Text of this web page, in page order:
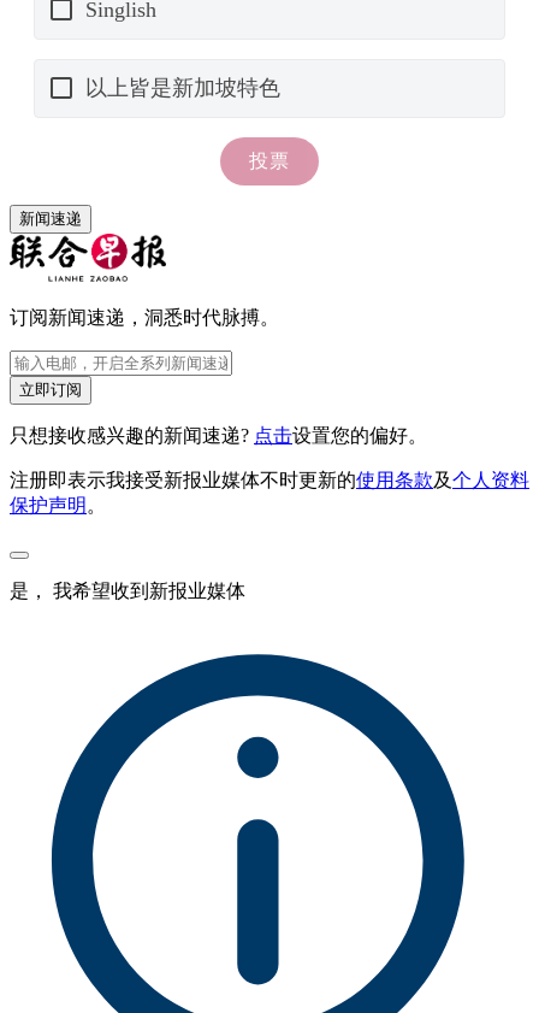
新闻速递
订阅新闻速递，洞悉时代脉搏。
立即订阅
只想接收感兴趣的新闻速递? 点击设置您的偏好。
注册即表示我接受新报业媒体不时更新的使用条款及个人资料
保护声明 。
是， 我希望收到新报业媒体